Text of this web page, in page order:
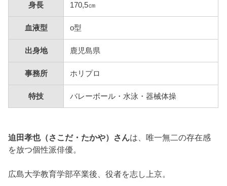
身長 170,5㎝
血液型 o型
出身地 鹿児島県
事務所 ホリプロ
特技 バレーボール・水泳・器械体操
迫田孝也（さこだ・たかや）さんは、唯一無二の存在感
を放つ個性派俳優。
広島大学教育学部卒業後、役者を志し上京。